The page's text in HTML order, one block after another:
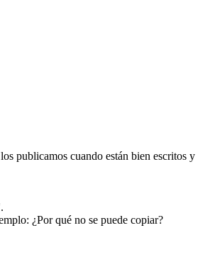
publicamos cuando están bien escritos y
¿Por qué no se puede copiar?